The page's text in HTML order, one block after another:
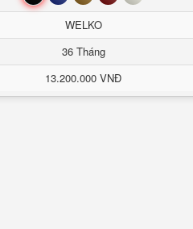
WELKO
36 Tháng
13.200.000 VNĐ